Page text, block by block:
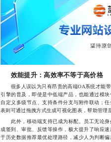
效能提升：高效率不等于高价格
很多人误以为只有昂贵的高端OA系统才能带
引擎的普及，即使是中低端产品，也能通过模
自定义多级节点、支持条件分支与附件联动；
表则可通过拖拽方式生成可视化图表，帮助管理
此外，移动端支持已成为标配。员工无论身
成签到、审批、反馈等操作，极大提升了响应
于历史数据推荐最优处理路径，减少人为判断